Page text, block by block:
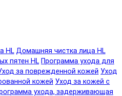
HL Домашняя чистка лица HL
пятен HL Программа ухода для
за поврежденной кожей Уход
кожей Уход за кожей с
ухода, задерживающая